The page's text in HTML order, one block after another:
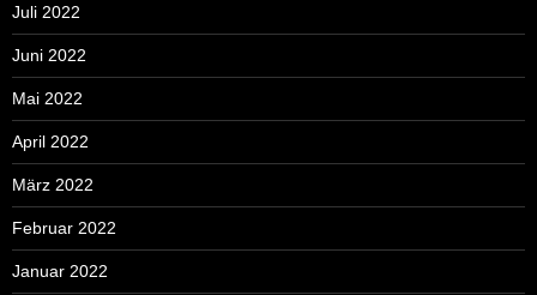
Juli 2022
Juni 2022
Mai 2022
April 2022
März 2022
Februar 2022
Januar 2022